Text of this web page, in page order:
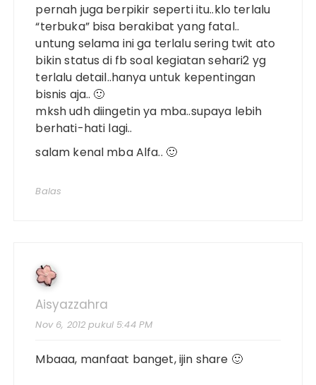
pernah juga berpikir seperti itu..klo terlalu
“terbuka” bisa berakibat yang fatal..
untung selama ini ga terlalu sering twit ato
bikin status di fb soal kegiatan sehari2 yg
terlalu detail..hanya untuk kepentingan
bisnis aja.. 🙂
mksh udh diingetin ya mba..supaya lebih
berhati-hati lagi..
salam kenal mba Alfa.. 🙂
Balas
Aisyazzahra
Nov 6, 2012 pukul 5:44 PM
Mbaaa, manfaat banget, ijin share 🙂